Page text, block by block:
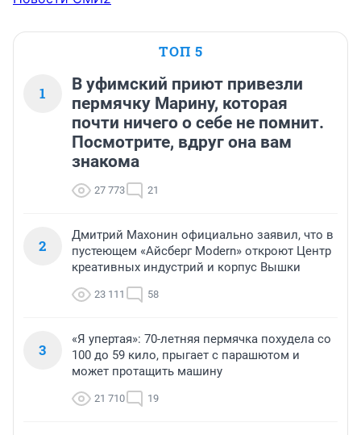
ТОП 5
1
В уфимский приют привезли
пермячку Марину, которая
почти ничего о себе не помнит.
Посмотрите, вдруг она вам
знакома
27 773 21
2
Дмитрий Махонин официально заявил, что в
пустеющем «Айсберг Modern» откроют Центр
креативных индустрий и корпус Вышки
23 111 58
3
«Я упертая»: 70-летняя пермячка похудела со
100 до 59 кило, прыгает с парашютом и
может протащить машину
21 710 19